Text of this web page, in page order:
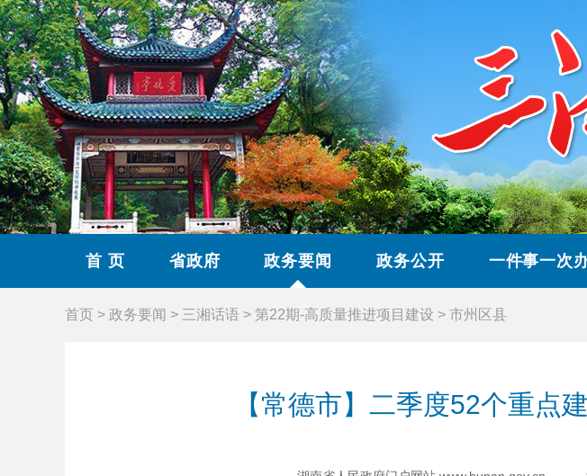
首 页 省政府 政务要闻 政务公开 一件事一次
首页 > 政务要闻 > 三湘话语 > 第22期-高质量推进项目建设 > 市州区县
【常德市】二季度52个重点